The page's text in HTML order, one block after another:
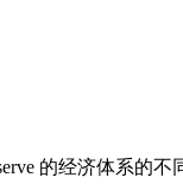
的经济体系的不